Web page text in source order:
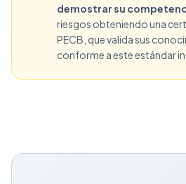
demostrar su
riesgos obteniendo una
PECB, que valida sus
conforme a este estándar